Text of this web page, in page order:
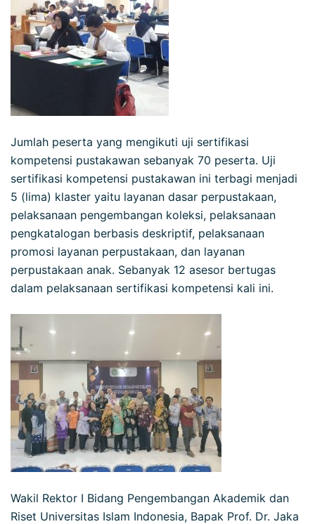
Jumlah peserta yang mengikuti uji sertifikasi
kompetensi pustakawan sebanyak 70 peserta. Uji
sertifikasi kompetensi pustakawan ini terbagi menjadi
5 (lima) klaster yaitu layanan dasar perpustakaan,
pelaksanaan pengembangan koleksi, pelaksanaan
pengkatalogan berbasis deskriptif, pelaksanaan
promosi layanan perpustakaan, dan layanan
perpustakaan anak. Sebanyak 12 asesor bertugas
dalam pelaksanaan sertifikasi kompetensi kali ini.
Wakil Rektor I Bidang Pengembangan Akademik dan
Riset Universitas Islam Indonesia, Bapak Prof. Dr. Jaka